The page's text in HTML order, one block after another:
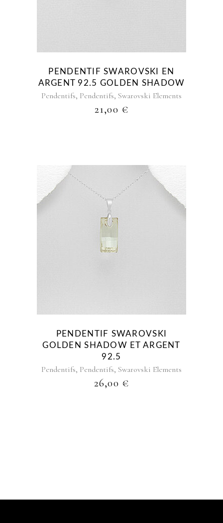
PENDENTIF SWAROVSKI EN
ARGENT 92.5 GOLDEN SHADOW
Pendentifs, Pendentifs, Swarovski Elements
21,00 €
PENDENTIF SWAROVSKI
GOLDEN SHADOW ET ARGENT
92.5
Pendentifs, Pendentifs, Swarovski Elements
26,00 €